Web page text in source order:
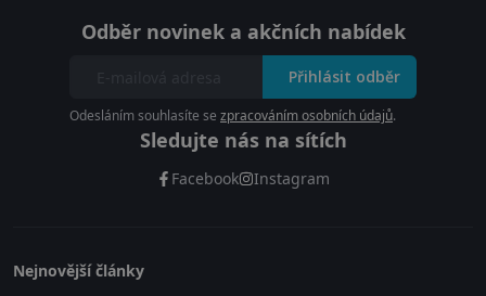
Odběr novinek a akčních nabídek
Přihlásit odběr
Odesláním souhlasíte se zpracováním osobních údajů.
Sledujte nás na sítích
Facebook Instagram
Nejnovější články